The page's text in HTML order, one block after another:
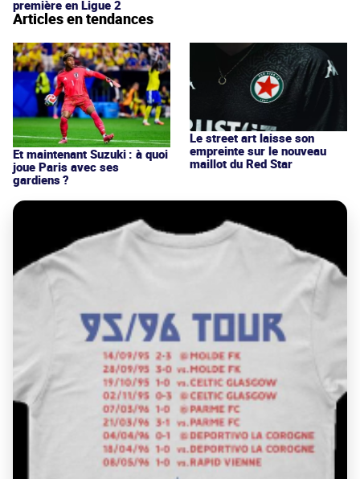
première en Ligue 2
Articles en tendances
Et maintenant Suzuki : à quoi
joue Paris avec ses
gardiens ?
Le street art laisse son
empreinte sur le nouveau
maillot du Red Star